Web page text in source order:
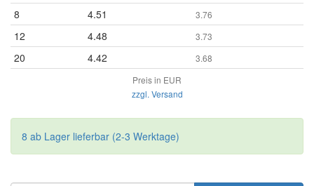
8 4.51 3.76
12 4.48 3.73
20 4.42
3.68
Preis in EUR
zzgl. Versand
8 ab Lager lieferbar (2-3 Werktage)